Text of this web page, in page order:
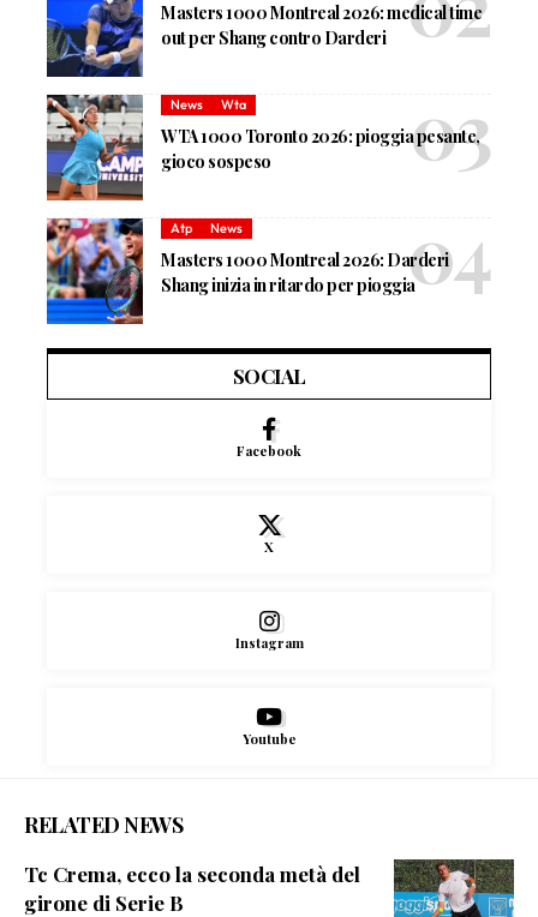
Masters 1000 Montreal 2026: medical time
out per Shang contro Darderi
News Wta
WTA 1000 Toronto 2026: pioggia pesante,
gioco sospeso
Atp News
Masters 1000 Montreal 2026: Darderi
Shang inizia in ritardo per pioggia
SOCIAL
Facebook
X
Instagram
Youtube
RELATED NEWS
Tc Crema, ecco la seconda metà del
girone di Serie B